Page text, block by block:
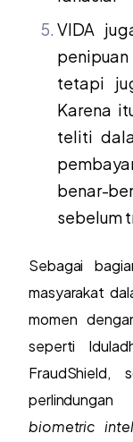
VIDA
penipuan
tetapi
Karena
teliti
benar-
sebelum
Sebagai
masyarakat
momen
seperti
FraudShield,
biometric